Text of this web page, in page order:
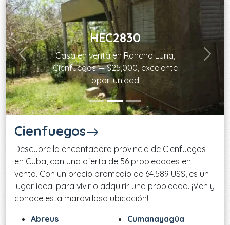
HEC2830
Casa en venta en Rancho Luna,
Cienfuegos — $25,000, excelente
oportunidad
Previous Next
Cienfuegos
Descubre la encantadora provincia de Cienfuegos
en Cuba, con una oferta de 56 propiedades en
venta. Con un precio promedio de 64.589 US$, es un
lugar ideal para vivir o adquirir una propiedad. ¡Ven y
conoce esta maravillosa ubicación!
Abreus
Cumanayagüa